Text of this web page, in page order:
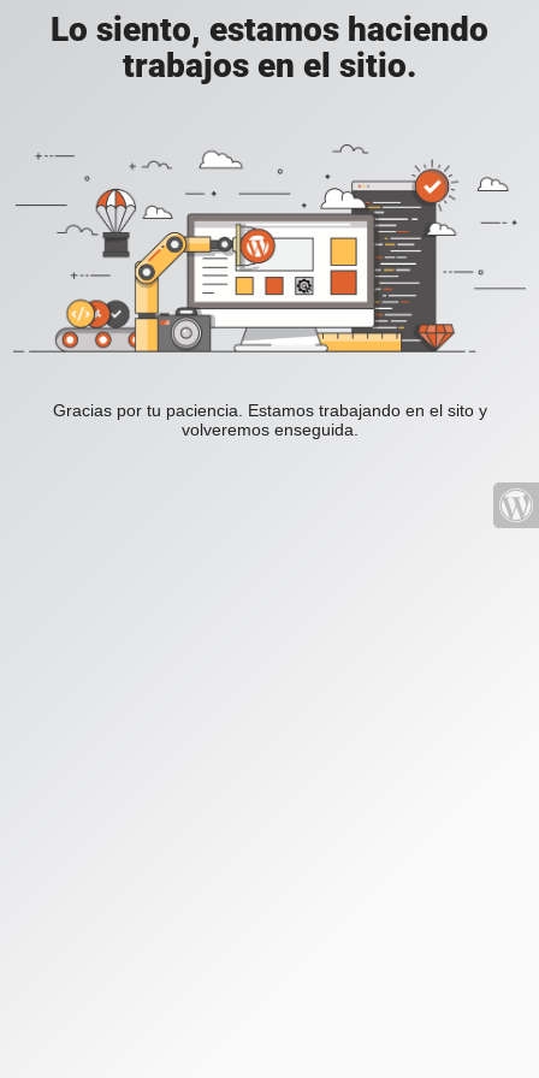
Lo siento, estamos haciendo
trabajos en el sitio.
Gracias por tu paciencia. Estamos trabajando en el sito y
volveremos enseguida.